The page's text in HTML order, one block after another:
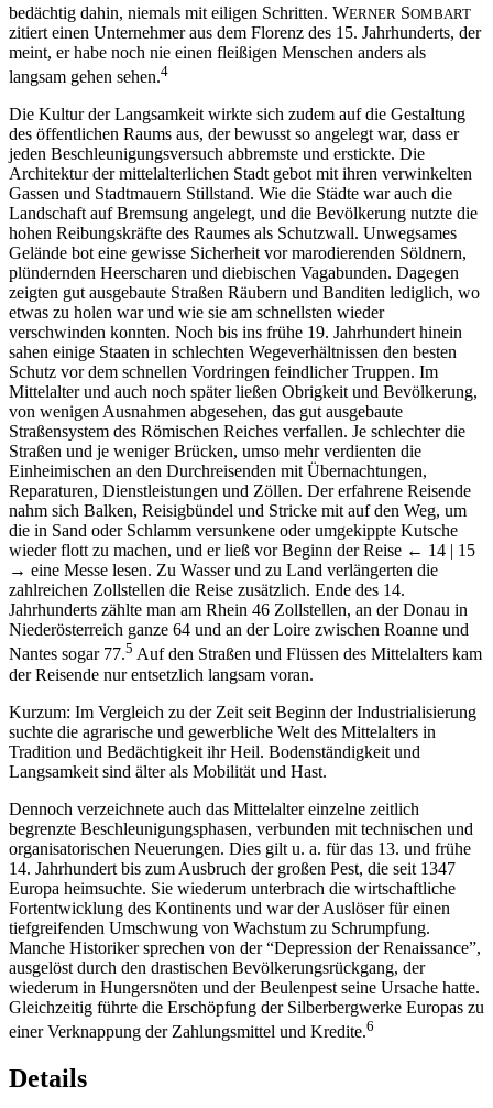
bedächtig dahin, niemals mit eiligen Schritten. WERNER SOMBART
zitiert einen Unternehmer aus dem Florenz des 15. Jahrhunderts, der
meint, er habe noch nie einen fleißigen Menschen anders als
langsam gehen sehen.4
Die Kultur der Langsamkeit wirkte sich zudem auf die Gestaltung
des öffentlichen Raums aus, der bewusst so angelegt war, dass er
jeden Beschleunigungsversuch abbremste und erstickte. Die
Architektur der mittelalterlichen Stadt gebot mit ihren verwinkelten
Gassen und Stadtmauern Stillstand. Wie die Städte war auch die
Landschaft auf Bremsung angelegt, und die Bevölkerung nutzte die
hohen Reibungskräfte des Raumes als Schutzwall. Unwegsames
Gelände bot eine gewisse Sicherheit vor marodierenden Söldnern,
plündernden Heerscharen und diebischen Vagabunden. Dagegen
zeigten gut ausgebaute Straßen Räubern und Banditen lediglich, wo
etwas zu holen war und wie sie am schnellsten wieder
verschwinden konnten. Noch bis ins frühe 19. Jahrhundert hinein
sahen einige Staaten in schlechten Wegeverhältnissen den besten
Schutz vor dem schnellen Vordringen feindlicher Truppen. Im
Mittelalter und auch noch später ließen Obrigkeit und Bevölkerung,
von wenigen Ausnahmen abgesehen, das gut ausgebaute
Straßensystem des Römischen Reiches verfallen. Je schlechter die
Straßen und je weniger Brücken, umso mehr verdienten die
Einheimischen an den Durchreisenden mit Übernachtungen,
Reparaturen, Dienstleistungen und Zöllen. Der erfahrene Reisende
nahm sich Balken, Reisigbündel und Stricke mit auf den Weg, um
die in Sand oder Schlamm versunkene oder umgekippte Kutsche
wieder flott zu machen, und er ließ vor Beginn der Reise ← 14 | 15
→ eine Messe lesen. Zu Wasser und zu Land verlängerten die
zahlreichen Zollstellen die Reise zusätzlich. Ende des 14.
Jahrhunderts zählte man am Rhein 46 Zollstellen, an der Donau in
Niederösterreich ganze 64 und an der Loire zwischen Roanne und
Nantes sogar 77.5 Auf den Straßen und Flüssen des Mittelalters kam
der Reisende nur entsetzlich langsam voran.
Kurzum: Im Vergleich zu der Zeit seit Beginn der Industrialisierung
suchte die agrarische und gewerbliche Welt des Mittelalters in
Tradition und Bedächtigkeit ihr Heil. Bodenständigkeit und
Langsamkeit sind älter als Mobilität und Hast.
Dennoch verzeichnete auch das Mittelalter einzelne zeitlich
begrenzte Beschleunigungsphasen, verbunden mit technischen und
organisatorischen Neuerungen. Dies gilt u. a. für das 13. und frühe
14. Jahrhundert bis zum Ausbruch der großen Pest, die seit 1347
Europa heimsuchte. Sie wiederum unterbrach die wirtschaftliche
Fortentwicklung des Kontinents und war der Auslöser für einen
tiefgreifenden Umschwung von Wachstum zu Schrumpfung.
Manche Historiker sprechen von der “Depression der Renaissance”,
ausgelöst durch den drastischen Bevölkerungsrückgang, der
wiederum in Hungersnöten und der Beulenpest seine Ursache hatte.
Gleichzeitig führte die Erschöpfung der Silberbergwerke Europas zu
einer Verknappung der Zahlungsmittel und Kredite.6
Details